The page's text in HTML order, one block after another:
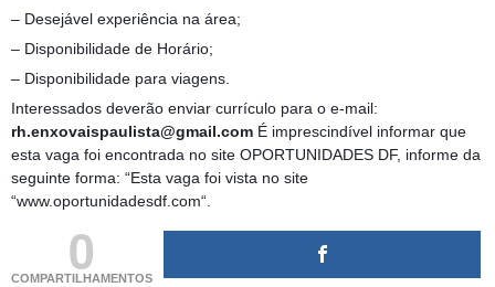
– Desejável experiência na área;
– Disponibilidade de Horário;
– Disponibilidade para viagens.
Interessados deverão enviar currículo para o e-mail:
rh.enxovaispaulista@gmail.com É imprescindível informar que
esta vaga foi encontrada no site OPORTUNIDADES DF, informe da
seguinte forma: “Esta vaga foi vista no site
“www.oportunidadesdf.com“.
0
COMPARTILHAMENTOS